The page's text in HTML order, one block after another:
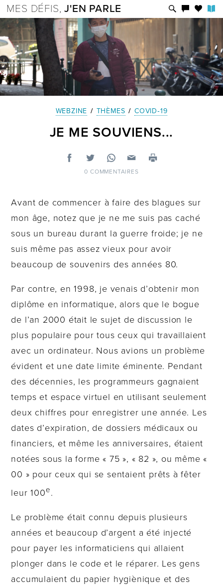
MES DÉFIS,J'EN PARLE
WEBZINE / THÈMES / COVID‑19
JE ME SOUVIENS...
0 COMMENTAIRES
Avant de commencer à faire des blagues sur
mon âge, notez que je ne me suis pas caché
sous un bureau durant la guerre froide; je ne
suis même pas assez vieux pour avoir
beaucoup de souvenirs des années 80.
Par contre, en 1998, je venais d’obtenir mon
diplôme en informatique, alors que le bogue
de l’an 2000 était le sujet de discussion le
plus populaire pour tous ceux qui travaillaient
avec un ordinateur. Nous avions un problème
évident et une date limite éminente. Pendant
des décennies, les programmeurs gagnaient
temps et espace virtuel en utilisant seulement
deux chiffres pour enregistrer une année. Les
dates d’expiration, de dossiers médicaux ou
financiers, et même les anniversaires, étaient
notées sous la forme « 75 », « 82 », ou même «
00 » pour ceux qui se sentaient prêts à fêter
leur 100e.
Le problème était connu depuis plusieurs
années et beaucoup d’argent a été injecté
pour payer les informaticiens qui allaient
plonger dans le code et le réparer. Les gens
accumulaient du papier hygiènique et des